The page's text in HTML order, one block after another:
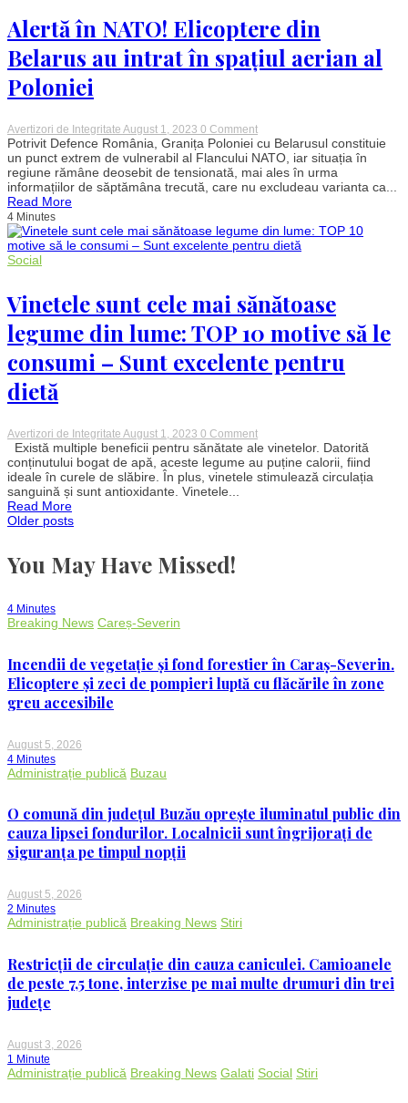
periculoase
până
pe
4
august
Alertă în NATO! Elicoptere din
Belarus au intrat în spațiul aerian al
Poloniei
Avertizori de Integritate August 1, 2023 0 Commenton
Alertă
în
NATO!
Elicoptere
din
intrat
în
Poloniei
Potrivit Defence România, Granița Poloniei cu Belarusul constituie
un punct extrem de vulnerabil al Flancului NATO, iar situația în
regiune rămâne deosebit de tensionată, mai ales în urma
informațiilor de săptămâna trecută, care nu excludeau varianta ca...
Read More
4 Minutes
Social
Vinetele sunt cele mai sănătoase
legume din lume: TOP 10 motive să le
consumi – Sunt excelente pentru
dietă
Avertizori de Integritate August 1, 2023 0 Commenton
Vinetele
sunt
cele
mai
pentru
dietă
Există multiple beneficii pentru sănătate ale vinetelor. Datorită
conținutului bogat de apă, aceste legume au puține calorii, fiind
ideale în curele de slăbire. În plus, vinetele stimulează circulația
sanguină și sunt antioxidante. Vinetele...
Read More
Posts
navigation
Older posts
You May Have Missed!
4 Minutes
Breaking News Careș-Severin
Incendii de vegetație și fond forestier în Caraș-Severin.
Elicoptere și zeci de pompieri luptă cu flăcările în zone
greu accesibile
August 5, 2026
4 Minutes
Administrație publică Buzau
O comună din județul Buzău oprește iluminatul public din
cauza lipsei fondurilor. Localnicii sunt îngrijorați de
siguranța pe timpul nopții
August 5, 2026
2 Minutes
Administrație publică Breaking News Stiri
Restricții de circulație din cauza caniculei. Camioanele
de peste 7,5 tone, interzise pe mai multe drumuri din trei
județe
August 3, 2026
1 Minute
Administrație publică Breaking News Galati Social Stiri